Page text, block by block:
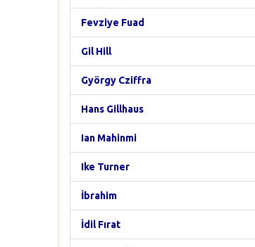
Fevziye Fuad
Gil Hill
György Cziffra
Hans Gillhaus
Ian Mahinmi
Ike Turner
İbrahim
İdil Fırat